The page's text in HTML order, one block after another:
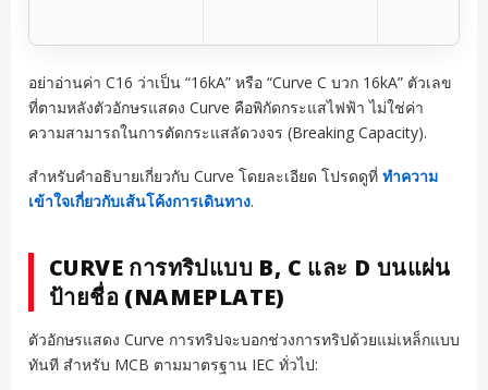
อย่าอ่านค่า C16 ว่าเป็น “16kA” หรือ “Curve C บวก 16kA” ตัวเลข
ที่ตามหลังตัวอักษรแสดง Curve คือพิกัดกระแสไฟฟ้า ไม่ใช่ค่า
ความสามารถในการตัดกระแสลัดวงจร (Breaking Capacity).
สำหรับคำอธิบายเกี่ยวกับ Curve โดยละเอียด โปรดดูที่ ทำความ
เข้าใจเกี่ยวกับเส้นโค้งการเดินทาง.
CURVE การทริปแบบ B, C และ D บนแผ่น
ป้ายชื่อ (NAMEPLATE)
ตัวอักษรแสดง Curve การทริปจะบอกช่วงการทริปด้วยแม่เหล็กแบบ
ทันที สำหรับ MCB ตามมาตรฐาน IEC ทั่วไป: